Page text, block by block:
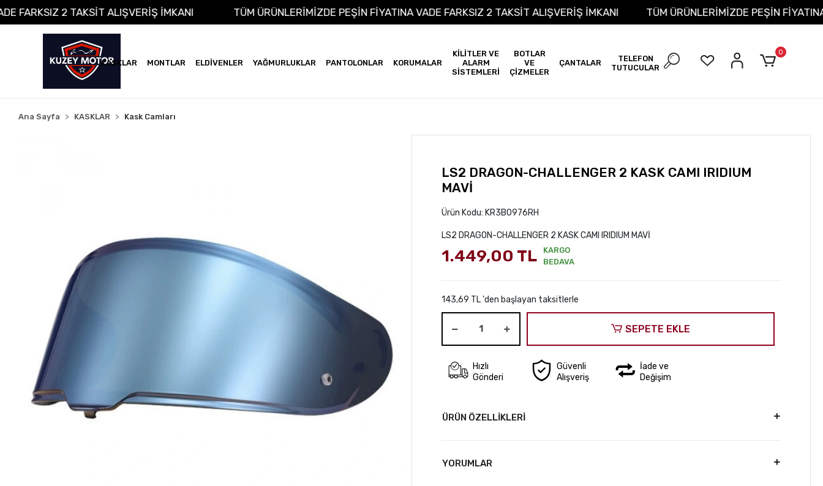
VADE FARKSIZ 2 TAKSİT ALIŞVERİŞ İMKANI TÜM ÜRÜNLERİMİZDE PEŞİN FİYATINA VADE FARKSIZ 2 TAKSİT ALIŞVERİŞ İMKANI TÜM ÜRÜNLERİMİZDE PEŞİN
KASKLAR MONTLAR ELDİVENLER YAĞMURLUKLAR PANTOLONLAR KORUMALAR
KİLİTLER VE
ALARM
SİSTEMLERİ
BOTLAR
VE
ÇİZMELER
ÇANTALAR
TELEFON
TUTUCULAR
0
Ana Sayfa KASKLAR Kask Camları
LS2 DRAGON-CHALLENGER 2 KASK CAMI IRIDIUM
MAVİ
Ürün Kodu: KR3B0976RH
LS2 DRAGON-CHALLENGER 2 KASK CAMI IRIDIUM MAVİ
1.449,00 TL
KARGO
BEDAVA
143,69 TL 'den başlayan taksitlerle
SEPETE EKLE
Hızlı
Gönderi
Güvenli
Alışveriş
İade ve
Değişim
ÜRÜN ÖZELLİKLERİ
YORUMLAR